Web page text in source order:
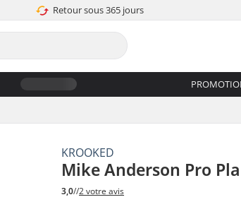
Retour sous 365 jours
KROOKED
Mike Anderson Pro
3,0//2 votre avis